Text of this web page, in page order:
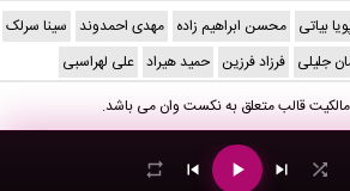
بیاتی محسن ابراهیم زاده مهدی احمدوند سینا سرلک
جلیلی فرزاد فرزین حمید هیراد علی لهراسبی
قالب متعلق بهنکست وانمی باشد.